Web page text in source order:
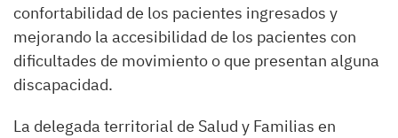
confortabilidad de los pacientes ingresados y
mejorando la accesibilidad de los pacientes con
dificultades de movimiento o que presentan alguna
discapacidad.
La delegada territorial de Salud y Familias en